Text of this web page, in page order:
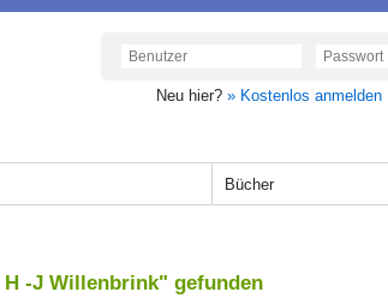
Neu hier? » Kostenlos anmelden
Bücher
-J Willenbrink" gefunden